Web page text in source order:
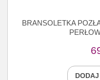
BRANSOLETKA